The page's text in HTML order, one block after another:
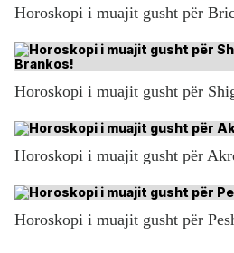
Horoskopi i muajit gusht për
Horoskopi i muajit gusht për
Horoskopi i muajit gusht për
Horoskopi i muajit gusht për